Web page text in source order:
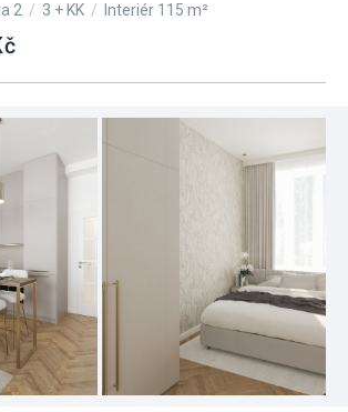
2 / 3 + KK / Interiér 115 m²